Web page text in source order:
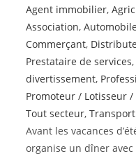
Agent immobilier,
Association,
Commerçant,
Prestataire de services,
divertissement,
Promoteur / Lotisseur
Tout secteur,Transport
Avant les vacances
organise un dîner